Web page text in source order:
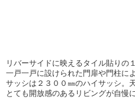
リバーサイドに映えるタイル貼りの
一戸一戸に設けられた門扉や門柱に
サッシは２３００㎜のハイサッシ。
とても開放感のあるリビングが自慢